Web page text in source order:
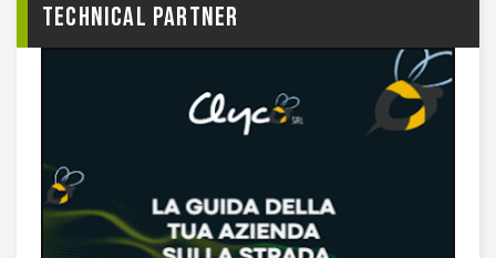
TECHNICAL PARTNER